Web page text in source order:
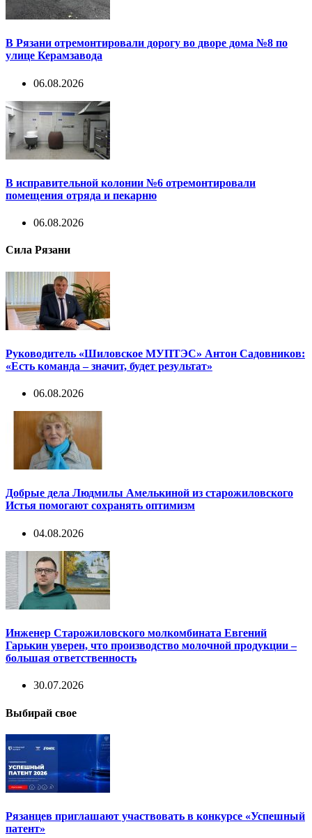
В Рязани отремонтировали дорогу во дворе дома №8 по
улице Керамзавода
06.08.2026
В исправительной колонии №6 отремонтировали
помещения отряда и пекарню
06.08.2026
Сила Рязани
Руководитель «Шиловское МУПТЭС» Антон Садовников:
«Есть команда – значит, будет результат»
06.08.2026
Добрые дела Людмилы Амелькиной из старожиловского
Истья помогают сохранять оптимизм
04.08.2026
Инженер Старожиловского молкомбината Евгений
Гарькин уверен, что производство молочной продукции –
большая ответственность
30.07.2026
Выбирай свое
Рязанцев приглашают участвовать в конкурсе «Успешный
патент»